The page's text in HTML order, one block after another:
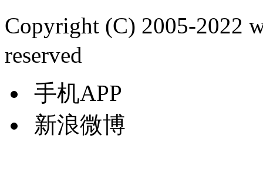
Copyright (C) 2005-2022
reserved
手机APP
新浪微博